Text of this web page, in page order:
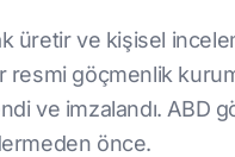
üretir ve kişisel
göçmenlik
ve imzalandı. ABD
önce.